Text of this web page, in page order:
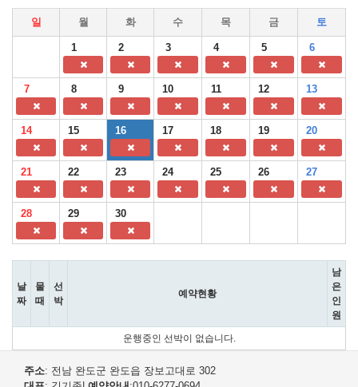
일 월 화 수 목 금 토
1 2 3 4 5 6
7 8 9 10 11 12 13
14 15 16 17 18 19 20
21 22 23 24 25 26 27
28 29 30
날
짜
물
때
선
박
예약현황
남
은
인
원
운행중인 선박이 없습니다.
주소: 전남 완도군 완도읍 장보고대로 302